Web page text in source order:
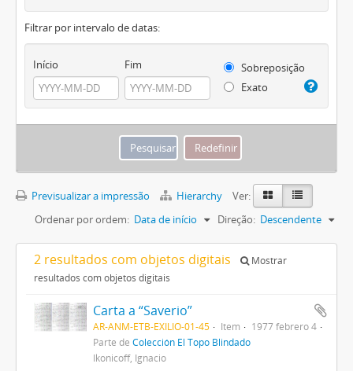
Filtrar por intervalo de datas:
Início Fim
Sobreposição
Exato
Previsualizar a impressão Hierarchy
Ver:
Ordenar por ordem: Data de início Direção: Descendente
2 resultados com objetos digitais
Mostrar
resultados com objetos digitais
Carta a “Saverio”
AR-ANM-ETB-EXILIO-01-45 Item
1977 febrero 4
Parte de Colección El Topo Blindado
Ikonicoff, Ignacio